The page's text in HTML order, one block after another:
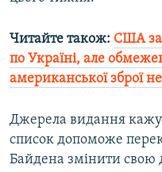
Читайте також: США
по Україні, але
американської зброї
Джерела видання
список допоможе
Байдена змінити свою